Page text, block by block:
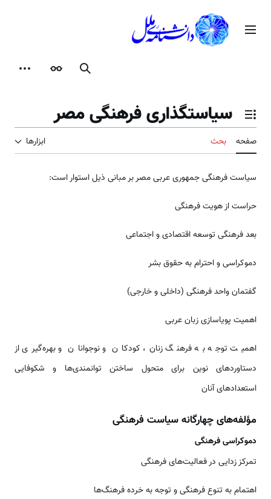
محتوامنوی اصلی
جستجوظاهر
تغییر وضعیت فهرست محتویات
سیاستگذاری فرهنگی مصر
صفحه بحث ابزارها
سیاست فرهنگی جمهوری عربی مصر بر مبانی ذیل استوار است:
حراست از هویت فرهنگی
بعد فرهنگی توسعه اقتصادی و اجتماعی
دموکراسی و احترام به حقوق بشر
گفتمان واحد فرهنگی (داخلی و خارجی)
اهمیت پویاسازی زبان عربی
اهمیت توجه به فرهنگ زنان، کودکان و نوجوانان و بهره­‌گیری از
دستاوردهای نوین برای متحول ساختن توانمندی­‌ها و شکوفایی
استعدادهای آنان
مؤلفه‌­های چهارگانه سیاست فرهنگی
دموکراسی فرهنگی
تمرکز زدایی در فعالیت­‌های فرهنگی
اهتمام به تنوع فرهنگی و توجه به خرده فرهنگ­‌ها